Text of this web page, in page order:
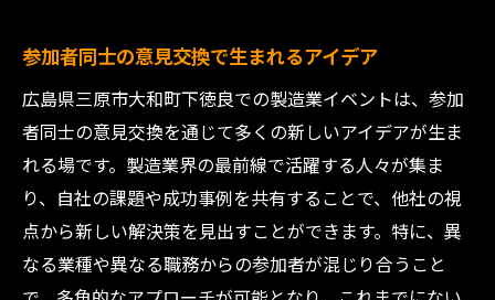
参加者同士の意見交換で生まれるアイデア
広島県三原市大和町下徳良での製造業イベントは、参加
者同士の意見交換を通じて多くの新しいアイデアが生ま
れる場です。製造業界の最前線で活躍する人々が集ま
り、自社の課題や成功事例を共有することで、他社の視
点から新しい解決策を見出すことができます。特に、異
なる業種や異なる職務からの参加者が混じり合うこと